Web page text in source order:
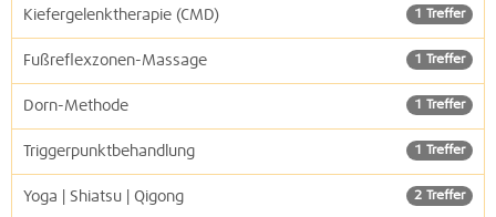
1 Treffer
Kiefergelenktherapie (CMD)
1 Treffer
Fußreflexzonen-Massage
1 Treffer
Dorn-Methode
1 Treffer
Triggerpunktbehandlung
2 Treffer
Yoga | Shiatsu | Qigong